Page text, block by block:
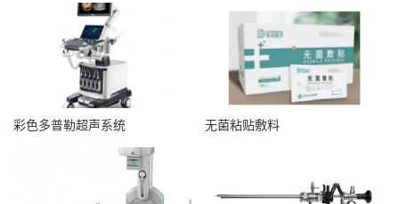
彩色多普勒超声系统 无菌粘贴敷料